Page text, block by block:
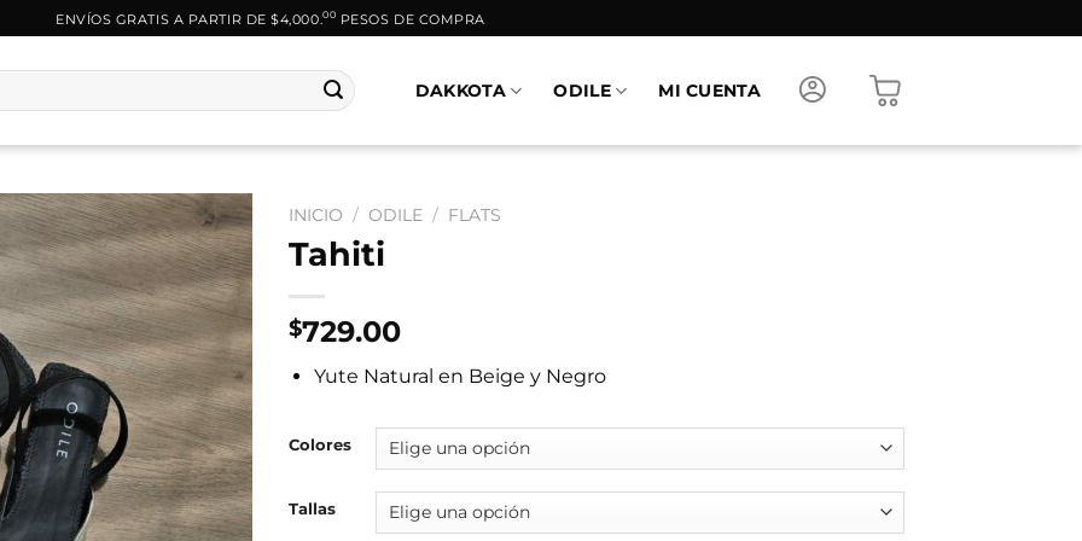
ENVÍOS GRATIS A PARTIR DE $4,000.00 PESOS DE COMPRA
DAKKOTA ODILE MI CUENTA
INICIO / ODILE / FLATS
Tahiti
$729.00
Yute Natural en Beige y Negro
Colores
Tallas